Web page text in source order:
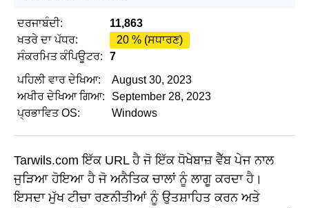
ਦਰਜਾਬੰਦੀ:
11,863
ਖਤਰੇ ਦਾ ਪੱਧਰ:
20 % (ਸਧਾਰਣ)
ਸੰਕਰਮਿਤ ਕੰਪਿਊਟਰ:
7
ਪਹਿਲੀ ਵਾਰ ਦੇਖਿਆ:
August 30, 2023
ਅਖੀਰ ਦੇਖਿਆ ਗਿਆ:
September 28, 2023
ਪ੍ਰਭਾਵਿਤ OS:
Windows
Tarwils.com ਇੱਕ URL ਹੈ ਜੋ ਇੱਕ ਧੋਖੇਬਾਜ਼ ਵੈੱਬ ਪੇਜ ਨਾਲ
ਜੁੜਿਆ ਹੋਇਆ ਹੈ ਜੋ ਅਨੈਤਿਕ ਚਾਲਾਂ ਨੂੰ ਲਾਗੂ ਕਰਦਾ ਹੈ।
ਇਸਦਾ ਮੁੱਖ ਟੀਚਾ ਰਣਨੀਤੀਆਂ ਨੂੰ ਉਤਸ਼ਾਹਿਤ ਕਰਨ ਅਤੇ